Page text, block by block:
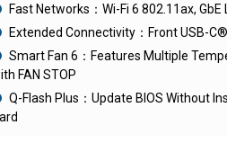
Fast Networks：Wi-Fi 6 802.11ax, GbE
Extended Connectivity：Front USB-C®
Smart Fan 6：Features Multiple
FAN STOP
Q-Flash Plus：Update BIOS Without